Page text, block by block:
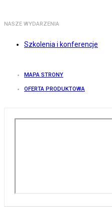
NASZE WYDARZENIA
Szkolenia i konferencje
MAPA STRONY
OFERTA PRODUKTOWA